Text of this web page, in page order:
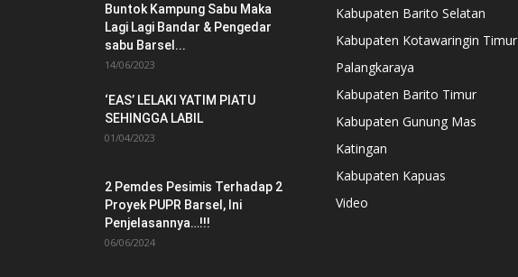
Buntok Kampung Sabu Maka
Lagi Lagi Bandar & Pengedar
sabu Barsel...
14/06/2023
‘EAS’ LELAKI YATIM PIATU
SEHINGGA LABIL
01/04/2023
2 Pemdes Pesimis Terhadap 2
Proyek PUPR Barsel, Ini
Penjelasannya…!!!
06/06/2024
Kabupaten Barito Selatan
Kabupaten Kotawaringin Timur
Palangkaraya
Kabupaten Barito Timur
Kabupaten Gunung Mas
Katingan
Kabupaten Kapuas
Video